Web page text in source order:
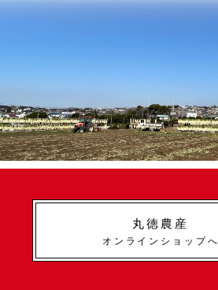
丸徳農産
オンラインショップへ